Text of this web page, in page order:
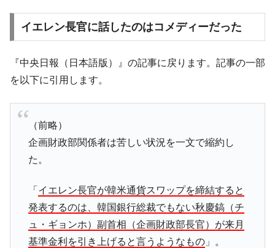
イエレン長官に話したのはコメディーだった
『中央日報（日本語版）』の記事に戻ります。記事の一部
を以下に引用します。
（前略）
企画財政部関係者は苦しい状況を一文で縮約し
た。
「 イエレン長官が韓米通貨スワップを締結すると
発表するのは、韓国銀行総裁でもない秋慶鎬（チ
ュ・ギョンホ）副首相（企画財政部長官）が来月
基準金利を引き上げると言うようなもの」。